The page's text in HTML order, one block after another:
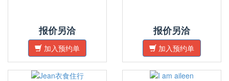
报价另洽
加入预约单
报价另洽
加入预约单